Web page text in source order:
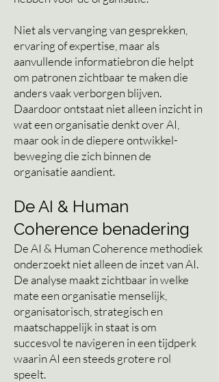
Niet als vervanging van gesprekken,
ervaring of expertise, maar als
aanvullende informatiebron die helpt
om patronen zichtbaar te maken die
anders vaak verborgen blijven.
Daardoor ontstaat niet alleen inzicht in
wat een organisatie denkt over AI,
maar ook in de diepere ontwikkel-
beweging die zich binnen de
organisatie aandient.
De AI & Human
Coherence benadering
De AI & Human Coherence methodiek
onderzoekt niet alleen de inzet van AI.
De analyse maakt zichtbaar in welke
mate een organisatie menselijk,
organisatorisch, strategisch en
maatschappelijk in staat is om
succesvol te navigeren in een tijdperk
waarin AI een steeds grotere rol
speelt.